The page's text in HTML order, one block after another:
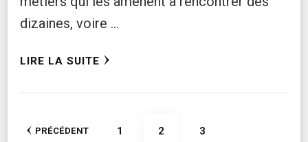
dizaines, voire …
LIRE LA SUITE
Pagination
PRÉCÉDENT PAGE
1 PAGE
2 PAGE
3